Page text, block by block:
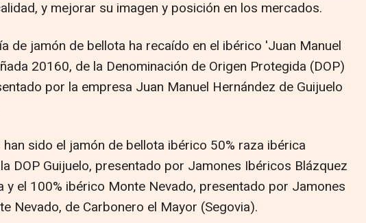
y mejorar su imagen y posición en los mercados.
de jamón de bellota ha recaído en el ibérico 'Juan Manuel
20160, de la Denominación de Origen Protegida (DOP)
por la empresa Juan Manuel Hernández de Guijuelo
sido el jamón de bellota ibérico 50% raza ibérica
DOP Guijuelo, presentado por Jamones Ibéricos Blázquez
y el 100% ibérico Monte Nevado, presentado por Jamones
Nevado, de Carbonero el Mayor (Segovia).